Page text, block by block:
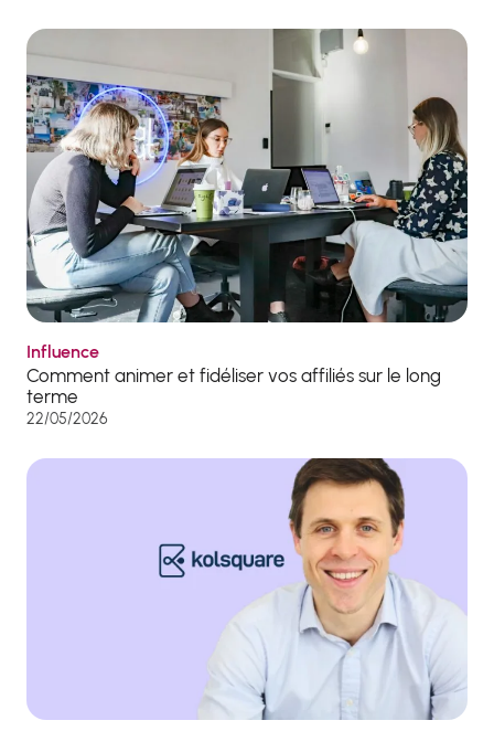
Influence
Comment animer et fidéliser vos affiliés sur le long
terme
22/05/2026